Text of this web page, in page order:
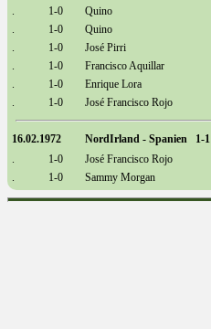
.
1-0
Quino
.
1-0
Quino
.
1-0
José Pirri
.
1-0
Francisco Aquillar
.
1-0
Enrique Lora
.
1-0 José Francisco Rojo
16.02.1972
NordIrland - Spanien 1-1
.
1-0
José Francisco Rojo
.
1-0 Sammy Morgan